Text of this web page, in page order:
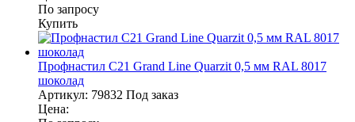
По запросу
Купить
Профнастил С21 Grand Line Quarzit 0,5 мм RAL 8017
шоколад
Артикул: 79832 Под заказ
Цена: